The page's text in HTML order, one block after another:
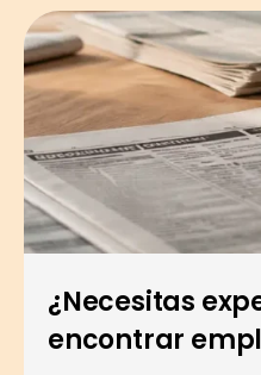
¿Necesitas
encontrar